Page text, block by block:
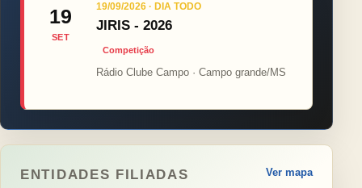
19
SET
19/09/2026 · DIA TODO
JIRIS - 2026
Competição
Rádio Clube Campo · Campo grande/MS
ENTIDADES FILIADAS Ver mapa